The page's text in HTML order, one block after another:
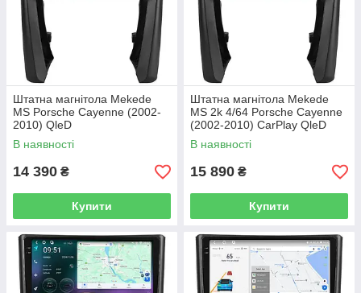
Штатна магнітола Mekede
MS Porsche Cayenne (2002-
2010) QleD
В наявності
14 390 ₴
Купити
Штатна магнітола Mekede
MS 2k 4/64 Porsche Cayenne
(2002-2010) CarPlay QleD
В наявності
15 890 ₴
Купити